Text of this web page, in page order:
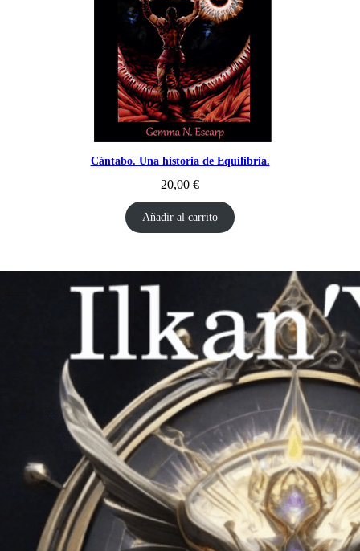
Cántabo. Una historia de Equilibria.
20,00 €
Añadir al carrito